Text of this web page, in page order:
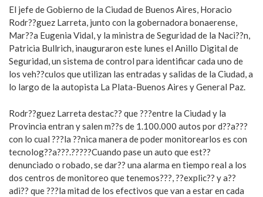
El jefe de Gobierno de la Ciudad de Buenos Aires, Horacio
Rodr??guez Larreta, junto con la gobernadora bonaerense,
Mar??a Eugenia Vidal, y la ministra de Seguridad de la Naci??n,
Patricia Bullrich, inauguraron este lunes el Anillo Digital de
Seguridad, un sistema de control para identificar cada uno de
los veh??culos que utilizan las entradas y salidas de la Ciudad, a
lo largo de la autopista La Plata-Buenos Aires y General Paz.
Rodr??guez Larreta destac?? que ???entre la Ciudad y la
Provincia entran y salen m??s de 1.100.000 autos por d??a???
con lo cual ???la ??nica manera de poder monitorearlos es con
tecnolog??a???.?????Cuando pase un auto que est??
denunciado o robado, se dar?? una alarma en tiempo real a los
dos centros de monitoreo que tenemos???, ??explic?? y a??
adi?? que ???la mitad de los efectivos que van a estar en cada